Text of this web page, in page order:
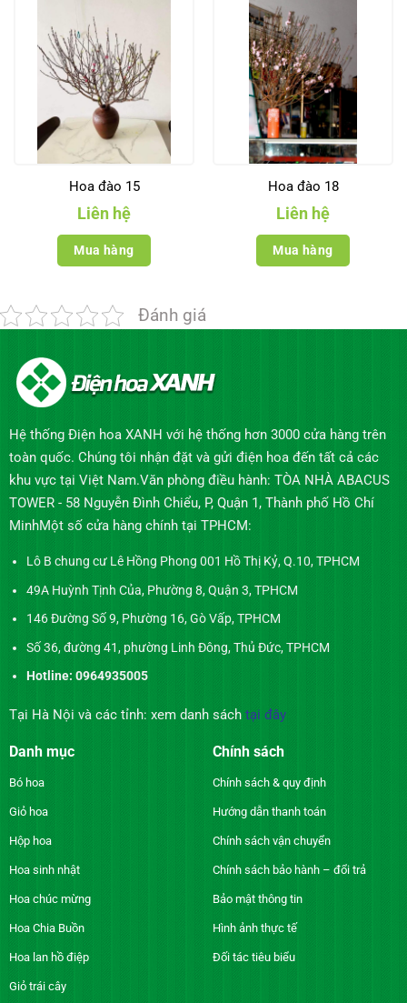
Hoa đào 15
Liên hệ
Mua hàng
Hoa đào 18
Liên hệ
Mua hàng
Đánh giá
Hệ thống Điện hoa XANH với hệ thống hơn 3000 cửa hàng trên
toàn quốc. Chúng tôi nhận đặt và gửi điện hoa đến tất cả các
khu vực tại Việt Nam.Văn phòng điều hành: TÒA NHÀ ABACUS
TOWER - 58 Nguyễn Đình Chiểu, P, Quận 1, Thành phố Hồ Chí
MinhMột số cửa hàng chính tại TPHCM:
Lô B chung cư Lê Hồng Phong 001 Hồ Thị Kỷ, Q.10, TPHCM
49A Huỳnh Tịnh Của, Phường 8, Quận 3, TPHCM
146 Đường Số 9, Phường 16, Gò Vấp, TPHCM
Số 36, đường 41, phường Linh Đông, Thủ Đức, TPHCM
Hotline: 0964935005
Tại Hà Nội và các tỉnh: xem danh sách tại đây
Danh mục
Bó hoa
Giỏ hoa
Hộp hoa
Hoa sinh nhật
Hoa chúc mừng
Hoa Chia Buồn
Hoa lan hồ điệp
Giỏ trái cây
Chính sách
Chính sách & quy định
Hướng dẫn thanh toán
Chính sách vận chuyển
Chính sách bảo hành – đổi trả
Bảo mật thông tin
Hình ảnh thực tế
Đối tác tiêu biểu